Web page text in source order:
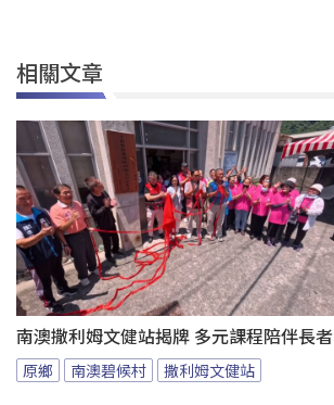
相關文章
南澳撒利姆文健站揭牌 多元課程陪伴長者
原鄉 南澳碧候村 撒利姆文健站